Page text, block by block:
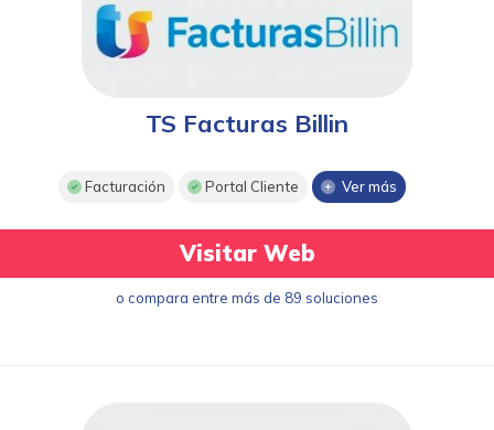
TS Facturas Billin
Facturación Portal Cliente Ver más
Visitar Web
o compara entre más de 89 soluciones